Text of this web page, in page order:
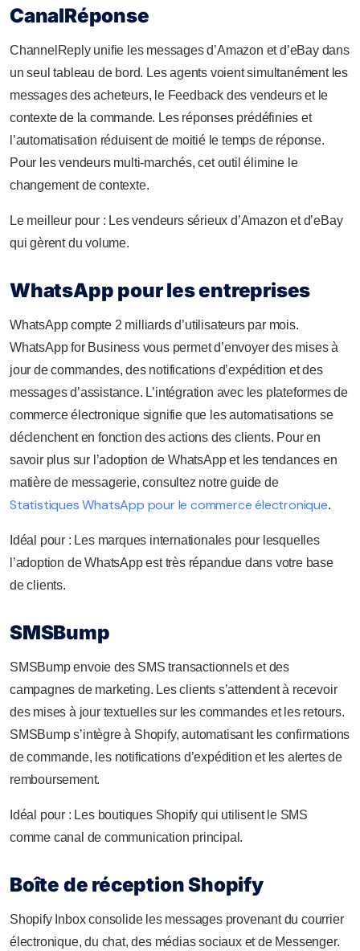
CanalRéponse
ChannelReply unifie les messages d’Amazon et d’eBay dans
un seul tableau de bord. Les agents voient simultanément les
messages des acheteurs, le Feedback des vendeurs et le
contexte de la commande. Les réponses prédéfinies et
l’automatisation réduisent de moitié le temps de réponse.
Pour les vendeurs multi-marchés, cet outil élimine le
changement de contexte.
Le meilleur pour : Les vendeurs sérieux d’Amazon et d’eBay
qui gèrent du volume.
WhatsApp pour les entreprises
WhatsApp compte 2 milliards d’utilisateurs par mois.
WhatsApp for Business vous permet d’envoyer des mises à
jour de commandes, des notifications d’expédition et des
messages d’assistance. L’intégration avec les plateformes de
commerce électronique signifie que les automatisations se
déclenchent en fonction des actions des clients. Pour en
savoir plus sur l’adoption de WhatsApp et les tendances en
matière de messagerie, consultez notre guide de
Statistiques WhatsApp pour le commerce électronique.
Idéal pour : Les marques internationales pour lesquelles
l’adoption de WhatsApp est très répandue dans votre base
de clients.
SMSBump
SMSBump envoie des SMS transactionnels et des
campagnes de marketing. Les clients s’attendent à recevoir
des mises à jour textuelles sur les commandes et les retours.
SMSBump s’intègre à Shopify, automatisant les confirmations
de commande, les notifications d’expédition et les alertes de
remboursement.
Idéal pour : Les boutiques Shopify qui utilisent le SMS
comme canal de communication principal.
Boîte de réception Shopify
Shopify Inbox consolide les messages provenant du courrier
électronique, du chat, des médias sociaux et de Messenger.